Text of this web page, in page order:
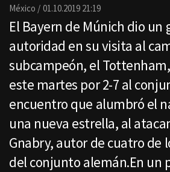
México 01.10.2019 21:19
El Bayern de Múnich dio un
autoridad en su visita al
subcampeón, el
este martes por 2-7 al
encuentro que alumbró el
una nueva estrella, al
Gnabry, autor de cuatro de
del conjunto alemán.En un